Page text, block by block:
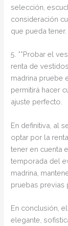
selección,
consideración
que pueda tener.
5. **Probar el
renta de
madrina pruebe
permitirá hacer
ajuste perfecto.
En definitiva, al
optar por la
tener en cuenta
temporada del
madrina,
pruebas previas
En conclusión,
elegante,